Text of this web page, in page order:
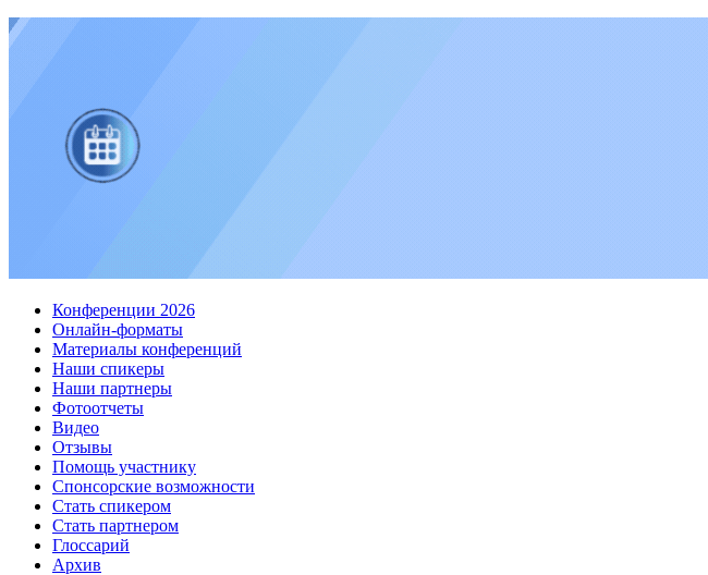
Конференции 2026
Онлайн-форматы
Материалы конференций
Наши спикеры
Наши партнеры
Фотоотчеты
Видео
Отзывы
Помощь участнику
Спонсорские возможности
Стать спикером
Стать партнером
Глоссарий
Архив